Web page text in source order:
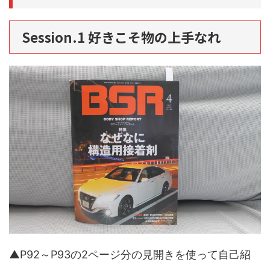
Session.1 好きこそ物の上手なれ
▲P92～P93の2ページ分の見開きを使って自己紹